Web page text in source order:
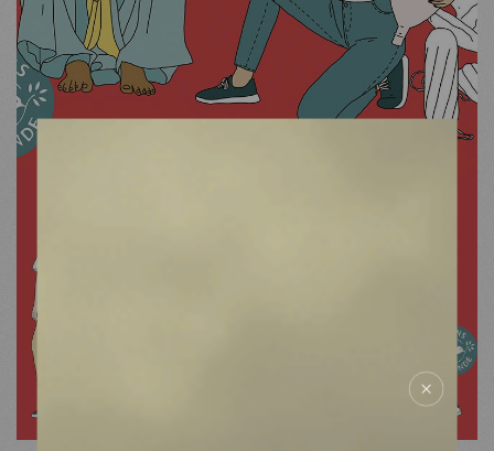
SUR LE TERRAIN
ACTUALITÉS
NOUS REJOINDRE
RESSOURCES
ESPACE DONATEURS
ESPACE PRESSE